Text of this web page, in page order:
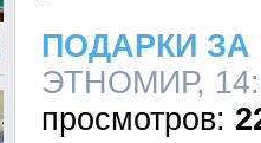
ПОДАРКИ
ЭТНОМИР,